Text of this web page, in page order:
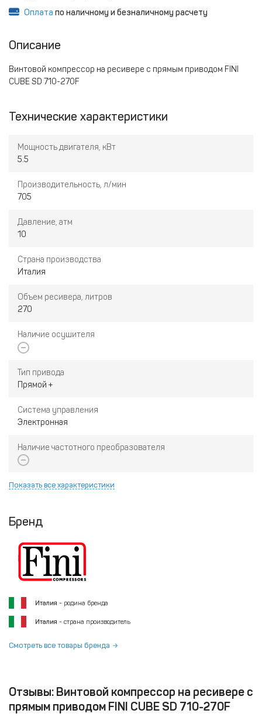
Оплата по наличному и безналичному расчету
Описание
Винтовой компрессор на ресивере с прямым приводом FINI
CUBE SD 710-270F
Технические характеристики
Мощность двигателя, кВт
5.5
Производительность, л/мин
705
Давление, атм
10
Страна производства
Италия
Объем ресивера, литров
270
Наличие осушителя
Тип привода
Прямой +
Система управления
Электронная
Наличие частотного преобразователя
Показать все характеристики
Бренд
Италия - родина бренда
Италия - страна производитель
Смотреть все товары бренда
Отзывы: Винтовой компрессор на ресивере с
прямым приводом FINI CUBE SD 710-270F